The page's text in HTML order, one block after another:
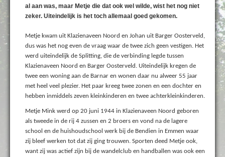
al aan was, maar Metje die dat ook wel wilde, wist het nog niet
zeker. Uiteindelijk is het toch allemaal goed gekomen.
Metje kwam uit Klazienaveen Noord en Johan uit Barger Oosterveld,
dus was het nog even de vraag waar de twee zich geen vestigen. Het
werd uiteindelijk de Splitting, die de verbinding legde tussen
Klazienaveen Noord en Barger Oosterveld. Uiteindelijk kregen de
twee een woning aan de Barnar en wonen daar nu alweer 55 jaar
met heel veel plezier. Het paar kreeg twee zonen en een dochter en
hebben inmiddels zeven kleinkinderen en twee achterkleinkinderen.
Metje Mink werd op 20 juni 1944 in Klazienaveen Noord geboren
als tweede in de rij 4 zussen en 2 broers en vond na de lagere
school en de huishoudschool werk bij de Bendien in Emmen waar
zij bleef werken tot dat zij ging trouwen. Sporten deed Metje ook,
want zij was actief zijn bij de wandelclub en handballen was ook een